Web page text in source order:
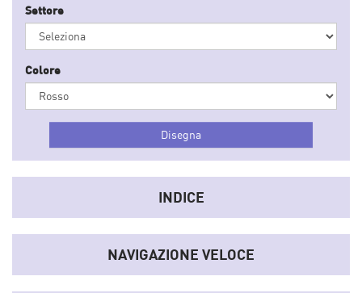
Settore
Colore
INDICE
NAVIGAZIONE VELOCE